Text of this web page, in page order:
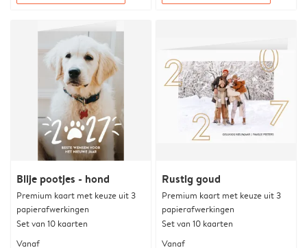
Blije pootjes - hond
Premium kaart met keuze uit 3
papierafwerkingen
Set van 10 kaarten
Vanaf
Rustig goud
Premium kaart met keuze uit 3
papierafwerkingen
Set van 10 kaarten
Vanaf